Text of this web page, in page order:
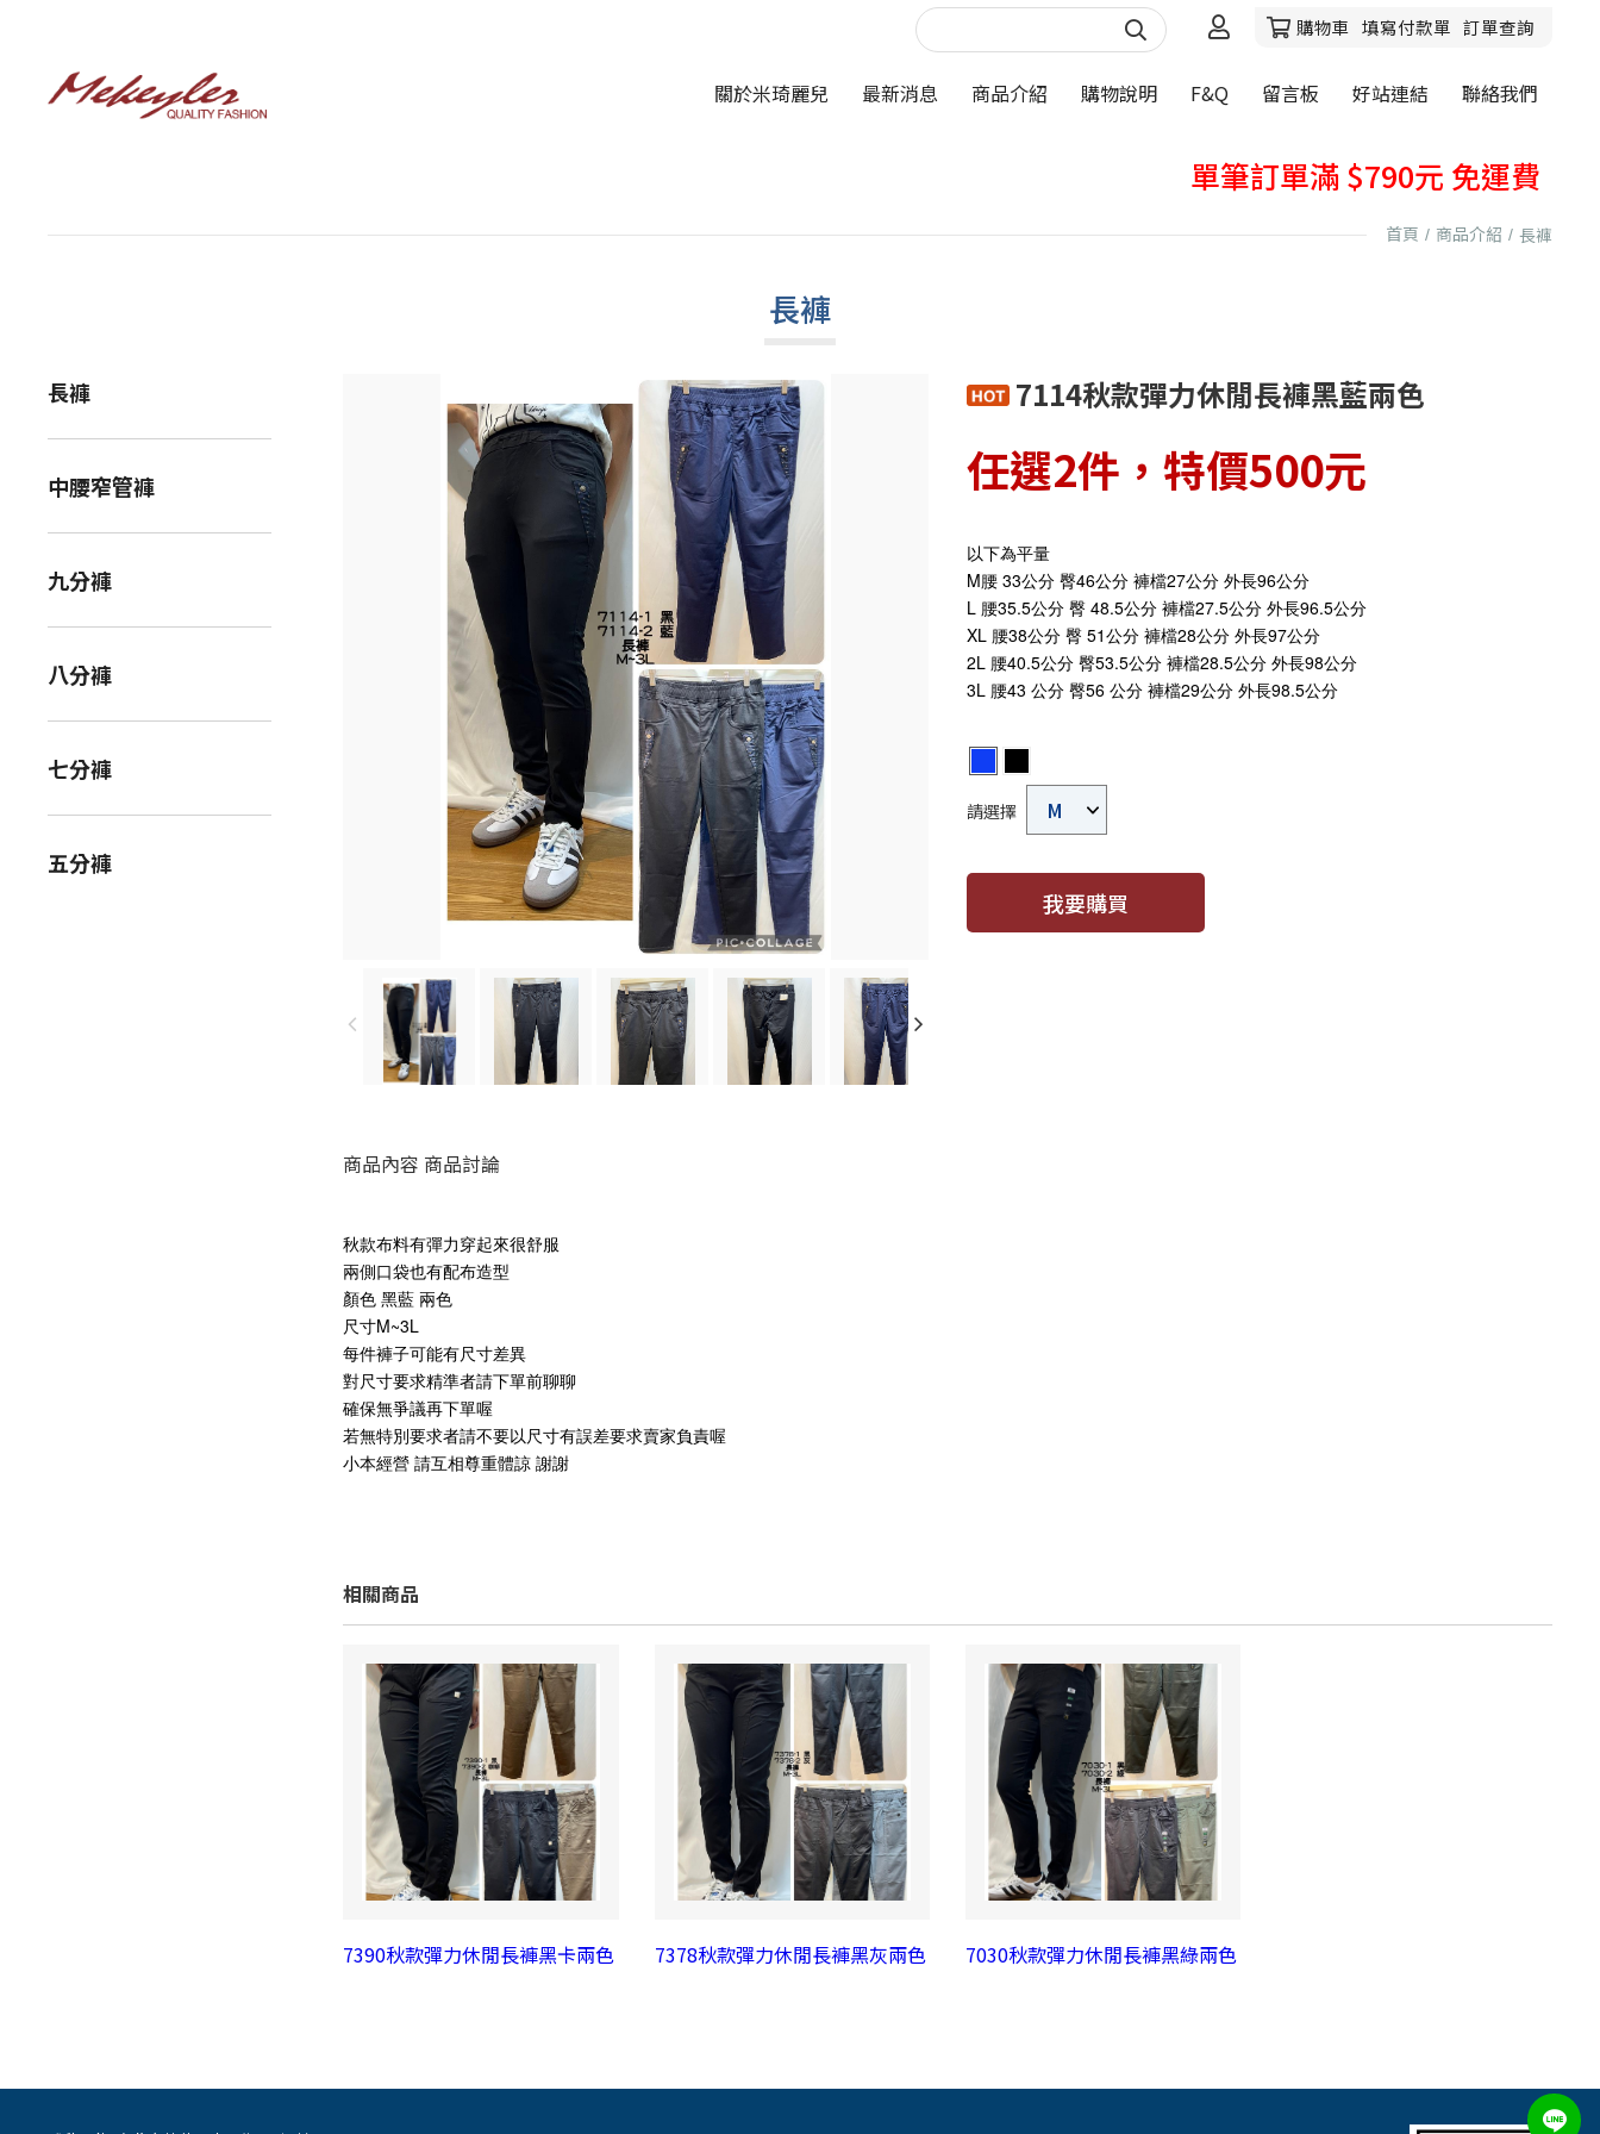
購物車 填寫付款單 訂單查詢
關於米琦麗兒 最新消息 商品介紹 購物說明 F&Q 留言板 好站連結 聯絡我們
單筆訂單滿 $790元 免運費
購買前，請先詳閱購物說明~
首頁 商品介紹 長褲
長褲
長褲
中腰窄管褲
九分褲
八分褲
七分褲
五分褲
7114秋款彈力休閒長褲黑藍兩色
任選2件，特價500元
以下為平量
M腰 33公分 臀46公分 褲檔27公分 外長96公分
L 腰35.5公分 臀 48.5公分 褲檔27.5公分 外長96.5公分
XL 腰38公分 臀 51公分 褲檔28公分 外長97公分
2L 腰40.5公分 臀53.5公分 褲檔28.5公分 外長98公分
3L 腰43 公分 臀56 公分 褲檔29公分 外長98.5公分
請選擇
我要購買
商品內容 商品討論
秋款布料有彈力穿起來很舒服
兩側口袋也有配布造型
顏色 黑藍 兩色
尺寸M~3L
每件褲子可能有尺寸差異
對尺寸要求精準者請下單前聊聊
確保無爭議再下單喔
若無特別要求者請不要以尺寸有誤差要求賣家負責喔
小本經營 請互相尊重體諒 謝謝
相關商品
7390秋款彈力休閒長褲黑卡兩色 7378秋款彈力休閒長褲黑灰兩色 7030秋款彈力休閒長褲黑綠兩色